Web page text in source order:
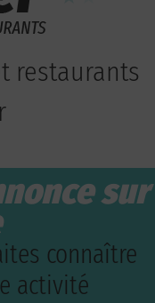
restaurants
sur
connaître
activité